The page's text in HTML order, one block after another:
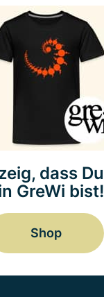
dass Du
GreWi bist!
Shop